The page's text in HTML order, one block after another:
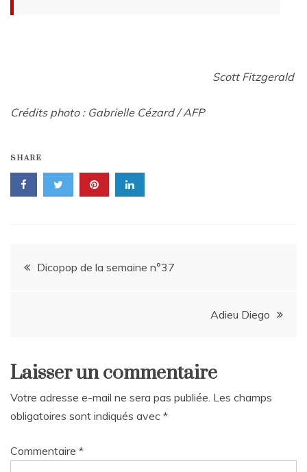
Scott Fitzgerald
Crédits photo : Gabrielle Cézard / AFP
SHARE
Navigation
Dicopop de la semaine n°37
Adieu Diego
Laisser un commentaire
Votre adresse e-mail ne sera pas publiée. Les champs
obligatoires sont indiqués avec *
Commentaire *